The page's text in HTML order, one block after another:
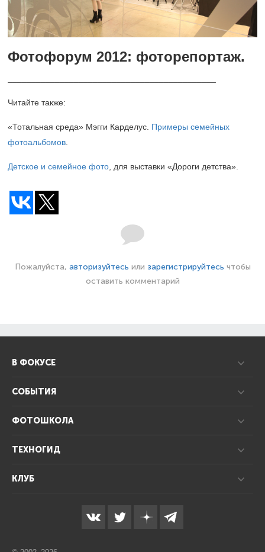
Фотофорум 2012: фоторепортаж.
Читайте также:
«Тотальная среда» Мэгги Карделус. Примеры семейных
фотоальбомов.
Детское и семейное фото, для выставки «Дороги детства».
Пожалуйста, авторизуйтесь или зарегистрируйтесь чтобы
оставить комментарий
В ФОКУСЕ
СОБЫТИЯ
ФОТОШКОЛА
ТЕХНОГИД
КЛУБ